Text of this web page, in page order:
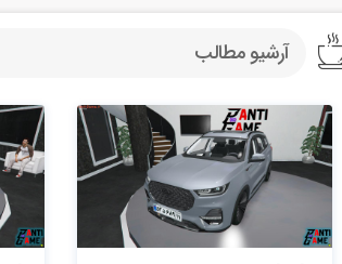
آرشیو مطالب